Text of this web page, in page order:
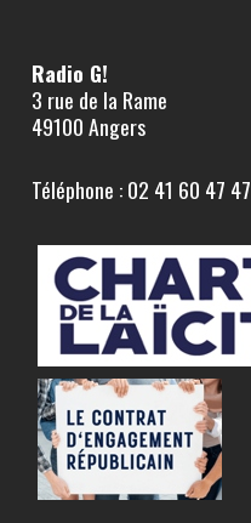
Radio G!
3 rue de la Rame
49100 Angers
Téléphone : 02 41 60 47 47